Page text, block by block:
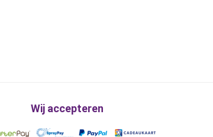
Wij accepteren